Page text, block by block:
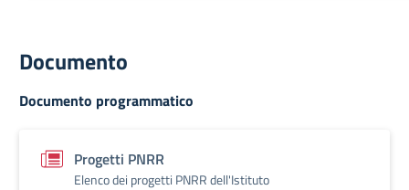
Documento
Documento programmatico
Progetti PNRR
Elenco dei progetti PNRR dell'Istituto